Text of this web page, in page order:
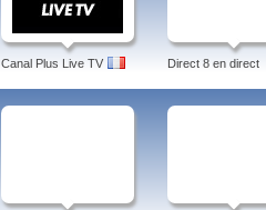
Canal Plus Live TV Direct 8 en direct